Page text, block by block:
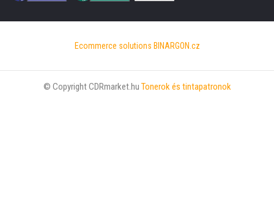
Ecommerce solutions BINARGON.cz
© Copyright CDRmarket.hu Tonerok és tintapatronok